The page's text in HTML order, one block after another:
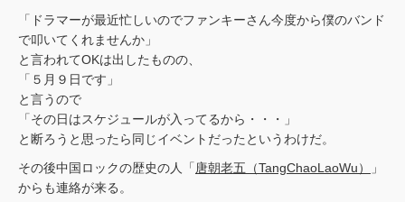
「ドラマーが最近忙しいのでファンキーさん今度から僕のバンド
で叩いてくれませんか」
と言われてOKは出したものの、
「５月９日です」
と言うので
「その日はスケジュールが入ってるから・・・」
と断ろうと思ったら同じイベントだったというわけだ。
その後中国ロックの歴史の人「唐朝老五（TangChaoLaoWu）
」
からも連絡が来る。